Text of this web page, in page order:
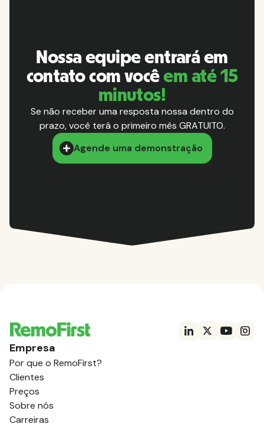
Nossa equipe entrará em
contato com vocêem até 15
minutos!
Se não receber uma resposta nossa dentro do
prazo, você terá o primeiro mês GRATUITO.
Agende uma demonstração
Empresa
Por que o RemoFirst?
Clientes
Preços
Sobre nós
Carreiras